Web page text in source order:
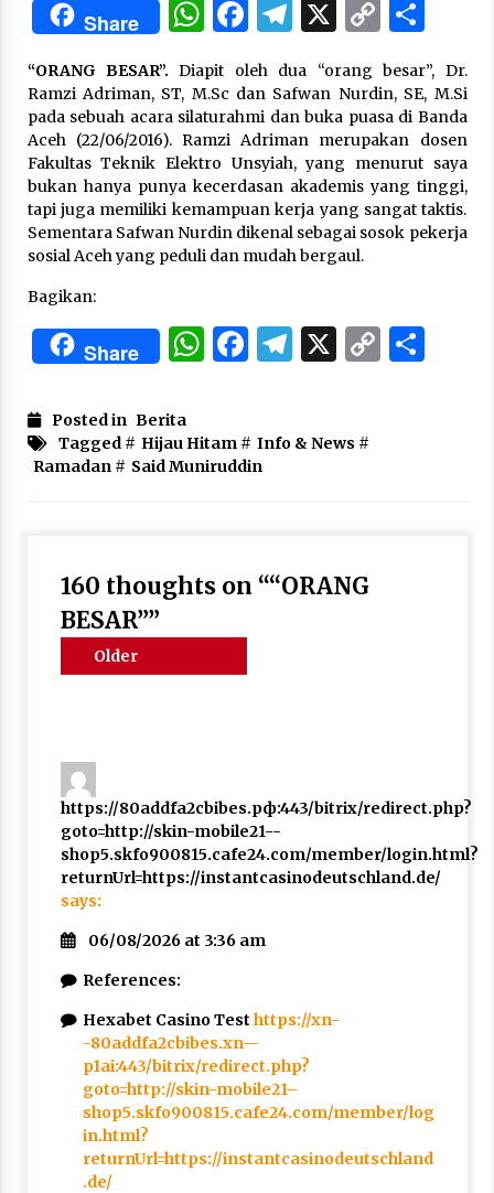
3 months ago
“Pohon Kehidupan”: Mati Dulu, Baru Hidup
3 months ago
“Manusia Digital”: Cerdas Lewat Sinyal
“Allahukrasi”: The Power of Management!
Manajemen “Qaddamat Lighad”: Menjadi
Manusia Visioner dan Beretika
3 months ago
Siswa YPHC
4 months ago
SELVi: Sebuah Model Motivasi dalam
Kepemimpinan Bisnis
Aliansi Yahudi dan Kristen dalam Dinamika
5 months ago
Share WhatsApp
Facebook
Telegram
X Copy
“ORANG BESAR”. Diapit oleh dua “orang besar”, Dr.
Ramzi Adriman, ST, M.Sc dan Safwan Nurdin, SE, M.Si
pada sebuah acara silaturahmi dan buka puasa di Banda
Aceh (22/06/2016). Ramzi Adriman merupakan dosen
Fakultas Teknik Elektro Unsyiah, yang menurut saya
bukan hanya punya kecerdasan akademis yang tinggi,
tapi juga memiliki kemampuan kerja yang sangat taktis.
Sementara Safwan Nurdin dikenal sebagai sosok pekerja
sosial Aceh yang peduli dan mudah bergaul.
Bagikan:
Share WhatsApp
Facebook
Telegram
X Copy
Posted in Berita
Tagged # Hijau Hitam # Info & News #
Ramadan # Said Muniruddin
160 thoughts on ““ORANG
BESAR””
Comments
Older
https://80addfa2cbibes.рф:443/bitrix/redirect.php?
goto=http://skin-mobile21--
shop5.skfo900815.cafe24.com/member/login.html?
returnUrl=https://instantcasinodeutschland.de/
says:
06/08/2026 at 3:36 am
References:
Hexabet Casino Test https://xn-
-80addfa2cbibes.xn--
p1ai:443/bitrix/redirect.php?
goto=http://skin-mobile21–
shop5.skfo900815.cafe24.com/member/log
in.html?
returnUrl=https://instantcasinodeutschland
.de/